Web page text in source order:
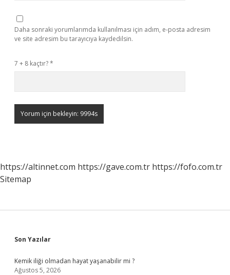
Daha sonraki yorumlarımda kullanılması için adım, e-posta adresim
ve site adresim bu tarayıcıya kaydedilsin.
7 + 8 kaçtır?*
https://altinnet.com https://gave.com.tr https://fofo.com.tr
Sitemap
Sidebar
Son Yazılar
Kemik iliği olmadan hayat yaşanabilir mi ?
Ağustos 5, 2026